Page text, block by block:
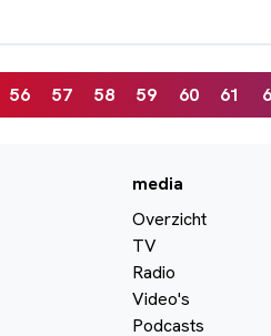
56 57 58 59 60 61
media
Overzicht
TV
Radio
Video's
Podcasts